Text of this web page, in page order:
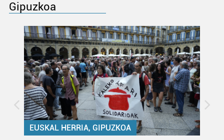
Gipuzkoa
EUSKAL HERRIA, GIPUZKOA